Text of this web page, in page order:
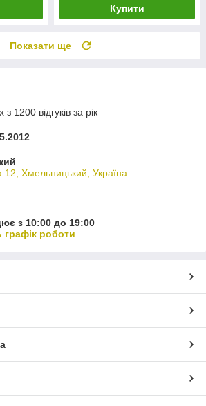
Купити
Показати ще
1200 відгуків за рік
Хмельницький, Україна
з 10:00 до 19:00
графік роботи